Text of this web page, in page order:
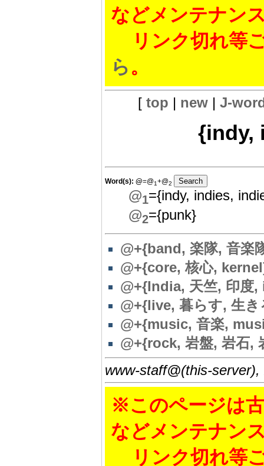
などメンテナン
リンク切れ等
ら。
[ top | new| J-
{indy,
Word(s): @=@1+@2
@1={indy, indies,
@2={punk}
@+{band, 楽隊, 音楽
@+{core, 核心,
@+{India, 天竺, 印度
@+{live, 暮らす, 生
@+{music, 音楽,
@+{rock, 岩盤, 岩石
www-staff@(this-
※このページは
などメンテナン
リンク切れ等